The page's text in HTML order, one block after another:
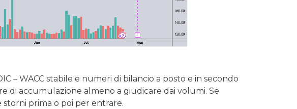
– WACC stabile e numeri di bilancio a posto e in secondo
di accumulazione almeno a giudicare dai volumi. Se
storni prima o poi per entrare.